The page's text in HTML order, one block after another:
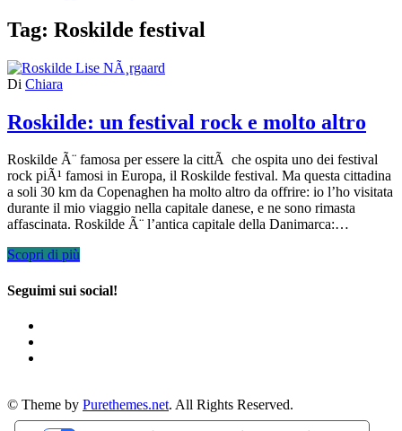
Tag: Roskilde festival
Di Chiara
Roskilde: un festival rock e molto altro
Roskilde Ã¨ famosa per essere la cittÃ che ospita uno dei festival
rock piÃ¹ famosi in Europa, il Roskilde festival. Ma questa cittadina
a soli 30 km da Copenaghen ha molto altro da offrire: io l’ho visitata
durante il mio viaggio nella capitale danese, e ne sono rimasta
affascinata. Roskilde Ã¨ l’antica capitale della Danimarca:…
Scopri di più
Seguimi sui social!
© Theme by Purethemes.net. All Rights Reserved.